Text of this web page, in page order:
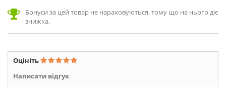
Бонуси за цей товар не нараховуються, тому що на нього діє
знижка.
Оцініть
Написати відгук